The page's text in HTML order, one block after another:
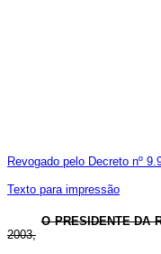
Revogado pelo Decreto nº
Texto para impressão
O PRESIDENTE DA
2003,